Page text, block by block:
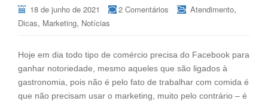
18 de junho de 2021 2 Comentários Atendimento,
Dicas, Marketing, Notícias
Hoje em dia todo tipo de comércio precisa do Facebook para
ganhar notoriedade, mesmo aqueles que são ligados à
gastronomia, pois não é pelo fato de trabalhar com comida é
que não precisam usar o marketing, muito pelo contrário – é